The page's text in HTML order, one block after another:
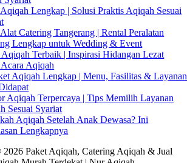
Lengkap | Solusi Praktis Aqiqah Sesuai
Catering Tangerang | Rental Peralatan
Lengkap untuk Wedding & Event
Terbaik | Inspirasi Hidangan Lezat
Aqiqah
Aqiqah Lengkap | Menu, Fasilitas & Layanan
Aqiqah Terpercaya | Tips Memilih Layanan
Sesuai Syariat
Aqiqah Setelah Anak Dewasa? Ini
Lengkapnya
Paket Aqiqah, Catering Aqiqah & Jual